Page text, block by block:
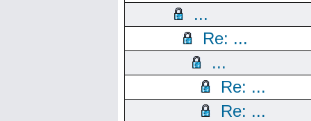
...
Re: ...
...
Re: ...
Re: ...